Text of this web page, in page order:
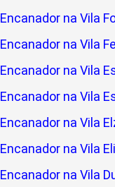
Encanador na Vila
Encanador na Vila
Encanador na Vila
Encanador na Vila
Encanador na Vila
Encanador na Vila
Encanador na Vila